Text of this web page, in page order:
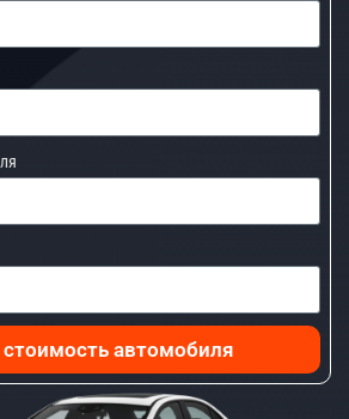
стоимость автомобиля